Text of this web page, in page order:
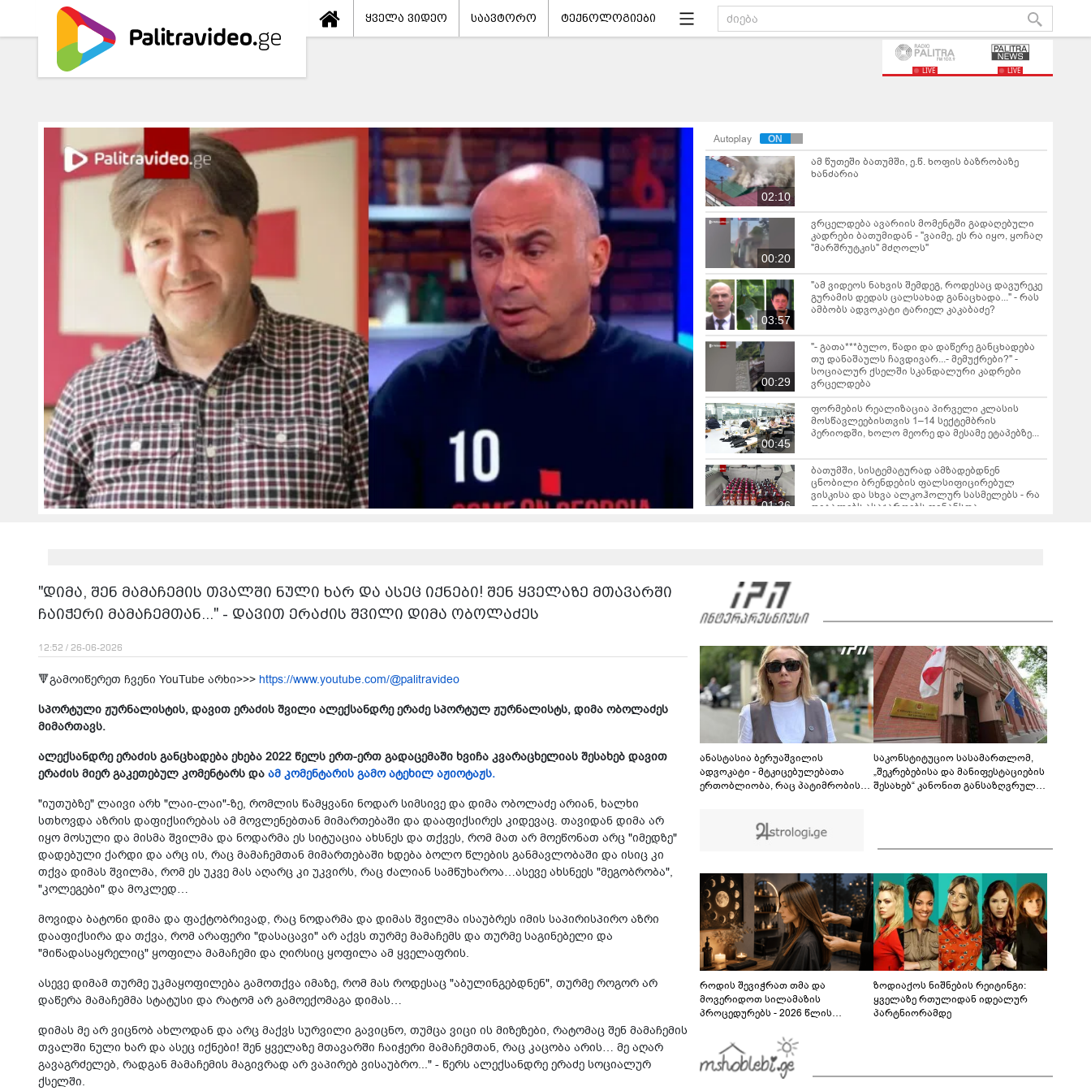
ყველა ვიდეო საავტორო ტექნოლოგიები
LIVE LIVE
Autoplay
02:10
ამ წუთეში ბათუმში, ე.წ. ხოფის ბაზრობაზე
ხანძარია
00:20
ვრცელდება ავარიის მომენტში გადაღებული
კადრები ბათუმიდან - "ვაიმე, ეს რა იყო, ყოჩაღ
"მარშრუტკის" მძღოლს"
03:57
"ამ ვიდეოს ნახვის შემდეგ, როდესაც დავურეკე
გურამის დედას ცალსახად განაცხადა..." - რას
ამბობს ადვოკატი ტარიელ კაკაბაძე?
00:29
"- გათა***ბულო, წადი და დაწერე განცხადება
თუ დანაშაულს ჩავდივარ...- მემუქრები?" -
სოციალურ ქსელში სკანდალური კადრები
ვრცელდება
00:45
ფორმების რეალიზაცია პირველი კლასის
მოსწავლეებისთვის 1–14 სექტემბრის
პერიოდში, ხოლო მეორე და მესამე ეტაპებზე...
01:26
ბათუმში, სისტემატურად ამზადებდნენ
ცნობილი ბრენდების ფალსიფიცირებულ
ვისკისა და სხვა ალკოჰოლურ სასმელებს - რა
დეტალებს ასაჯაროებს ფინანსთა
თავი?" - შესაძლებელია თუ არა ამ ფუნქციის
სამოქალაქო საზოგადოების
წარმომადგენლები 2008 წლის რუსეთ-
საქართველოს აგვისტოს ომის 18 წლისთავთან
დაკავშირებით ერთობლივ განცხადებას
ავრცელებენ
02:23
ჩხუბი პარკინგის გამო - ვრცელდება
დაპირისპირების კადრები ანაკლიიდან
"დიმა, შენ მამაჩემის თვალში ნული ხარ და ასეც იქნები! შენ ყველაზე მთავარში
ჩაიჭერი მამაჩემთან..." - და­ვით ერა­ძის შვილ­ი დიმა ობოლაძეს
12:52 / 26-06-2026
🔻გამოიწერეთ ჩვენი YouTube არხი>>> https://www.youtube.com/@palitravideo
სპორ­ტუ­ლი ჟურ­ნა­ლის­ტის, და­ვით ერა­ძის შვილ­ი ალექ­სან­დრე ერა­ძე სპორტულ ჟურნალისტს, დიმა ობოლაძეს
მიმართავს.
ალექ­სან­დრე ერა­ძის განცხადება ეხება 2022 წელს ერთ-ერთ გადაცემაში ხვიჩა კვარაცხელიას შესახებ და­ვით
ერა­ძის მიერ გა­კე­თე­ბულ კო­მენ­ტარ­ს და ამ კომენტარის გამო ატეხილ აჟიოტაჟს.
"იუთუბზე" ლაივი არხ "ლაი-ლაი"-ზე, რომლის წამყვანი ნოდარ სიმსივე და დიმა ობოლაძე არიან, ხალხი
სთხოვდა აზრის დაფიქსირებას ამ მოვლენებთან მიმართებაში და დააფიქსირეს კიდევაც. თავიდან დიმა არ
იყო მოსული და მისმა შვილმა და ნოდარმა ეს სიტუაცია ახსნეს და თქვეს, რომ მათ არ მოეწონათ არც "იმედზე"
დადებული ქარდი და არც ის, რაც მამაჩემთან მიმართებაში ხდება ბოლო წლების განმავლობაში და ისიც კი
თქვა დიმას შვილმა, რომ ეს უკვე მას აღარც კი უკვირს, რაც ძალიან სამწუხაროა…ასევე ახსნეეს "მეგობრობა",
"კოლეგები" და მოკლედ…
მოვიდა ბატონი დიმა და ფაქტობრივად, რაც ნოდარმა და დიმას შვილმა ისაუბრეს იმის საპირისპირო აზრი
დააფიქსირა და თქვა, რომ არაფერი "დასაცავი" არ აქვს თურმე მამაჩემს და თურმე საგინებელი და
"მიწადასაყრელიც" ყოფილა მამაჩემი და ღირსიც ყოფილა ამ ყველაფრის.
ასევე დიმამ თურმე უკმაყოფილება გამოთქვა იმაზე, რომ მას როდესაც "აბულინგებდნენ", თურმე როგორ არ
დაწერა მამაჩემმა სტატუსი და რატომ არ გამოექომაგა დიმას…
დიმას მე არ ვიცნობ ახლოდან და არც მაქვს სურვილი გავიცნო, თუმცა ვიცი ის მიზეზები, რატომაც შენ მამაჩემის
თვალში ნული ხარ და ასეც იქნები! შენ ყველაზე მთავარში ჩაიჭერი მამაჩემთან, რაც კაცობა არის… მე აღარ
გავაგრძელებ, რადგან მამაჩემის მაგივრად არ ვაპირებ ვისაუბრო..." - წერს ალექ­სან­დრე ერა­ძე სოციალურ
ქსელში.
ანასტასია ბერუაშვილის
ადვოკატი - მტკიცებულებათა
ერთობლიობა, რაც პატიმრობის
ბრალდებულის აღკვეთის
ღონისძიების გარეშე დატოვება,
საკონსტიტუციო სასამართლომ,
„შეკრებებისა და მანიფესტაციების
შესახებ“ კანონით განსაზღვრულ
როდის შევიჭრათ თმა და
მოვერიდოთ სილამაზის
პროცედურებს - 2026 წლის
გზამკვლევი
ზოდიაქოს ნიშნების რეიტინგი:
ყველაზე რთულიდან იდეალურ
პარტნიორამდე